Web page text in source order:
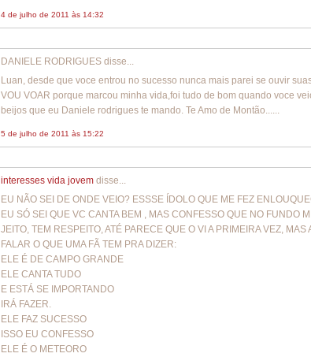
4 de julho de 2011 às 14:32
DANIELE RODRIGUES disse...
Luan, desde que voce entrou no sucesso nunca mais parei se ouvir
VOU VOAR porque marcou minha vida,foi tudo de bom quando voce
beijos que eu Daniele rodrigues te mando. Te Amo de Montão......
5 de julho de 2011 às 15:22
interesses vida jovem disse...
EU NÃO SEI DE ONDE VEIO? ESSSE ÍDOLO QUE ME FEZ
EU SÓ SEI QUE VC CANTA BEM , MAS CONFESSO QUE NO FUNDO
JEITO, TEM RESPEITO, ATÉ PARECE QUE O VI A PRIMEIRA VEZ, MAS
FALAR O QUE UMA FÃ TEM PRA DIZER:
ELE É DE CAMPO GRANDE
ELE CANTA TUDO
E ESTÁ SE IMPORTANDO
IRÁ FAZER.
ELE FAZ SUCESSO
ISSO EU CONFESSO
ELE É O METEORO